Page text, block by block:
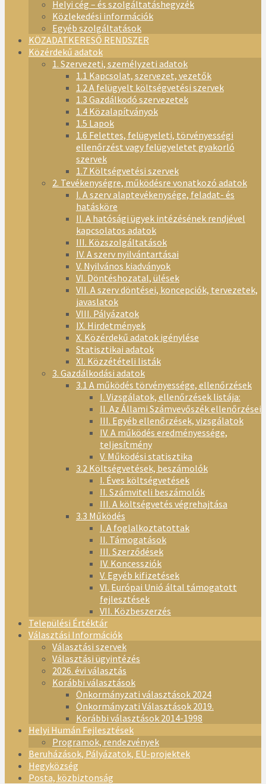
Helyi cég – és szolgáltatáshegyzék
Közlekedési információk
Egyéb szolgáltatások
KÖZADATKERESŐ RENDSZER
Közérdekű adatok
1. Szervezeti, személyzeti adatok
1.1 Kapcsolat, szervezet, vezetők
1.2 A felügyelt költségvetési szervek
1.3 Gazdálkodó szervezetek
1.4 Közalapítványok
1.5 Lapok
1.6 Felettes, felügyeleti, törvényességi
ellenőrzést vagy felügyeletet gyakorló
szervek
1.7 Költségvetési szervek
2. Tevékenységre, működésre vonatkozó adatok
I. A szerv alaptevékenysége, feladat- és
hatásköre
II. A hatósági ügyek intézésének rendjével
kapcsolatos adatok
III. Közszolgáltatások
IV. A szerv nyilvántartásai
V. Nyilvános kiadványok
VI. Döntéshozatal, ülések
VII. A szerv döntései, koncepciók, tervezetek,
javaslatok
VIII. Pályázatok
IX. Hirdetmények
X. Közérdekű adatok igénylése
Statisztikai adatok
XI. Közzétételi listák
3. Gazdálkodási adatok
3.1 A működés törvényessége, ellenőrzések
I. Vizsgálatok, ellenőrzések listája:
II. Az Állami Számvevőszék ellenőrzései
III. Egyéb ellenőrzések, vizsgálatok
IV. A működés eredményessége,
teljesítmény
V. Működési statisztika
3.2 Költségvetések, beszámolók
I. Éves költségvetések
II. Számviteli beszámolók
III. A költségvetés végrehajtása
3.3 Működés
I. A foglalkoztatottak
II. Támogatások
III. Szerződések
IV. Koncessziók
V. Egyéb kifizetések
VI. Európai Unió által támogatott
fejlesztések
VII. Közbeszerzés
Települési Értéktár
Választási Információk
Választási szervek
Választási ügyintézés
2026. évi választás
Korábbi választások
Önkormányzati választások 2024
Önkormányzati Választások 2019.
Korábbi választások 2014-1998
Helyi Humán Fejlesztések
Programok, rendezvények
Beruházások, Pályázatok, EU-projektek
Hegyközség
Posta, közbiztonság